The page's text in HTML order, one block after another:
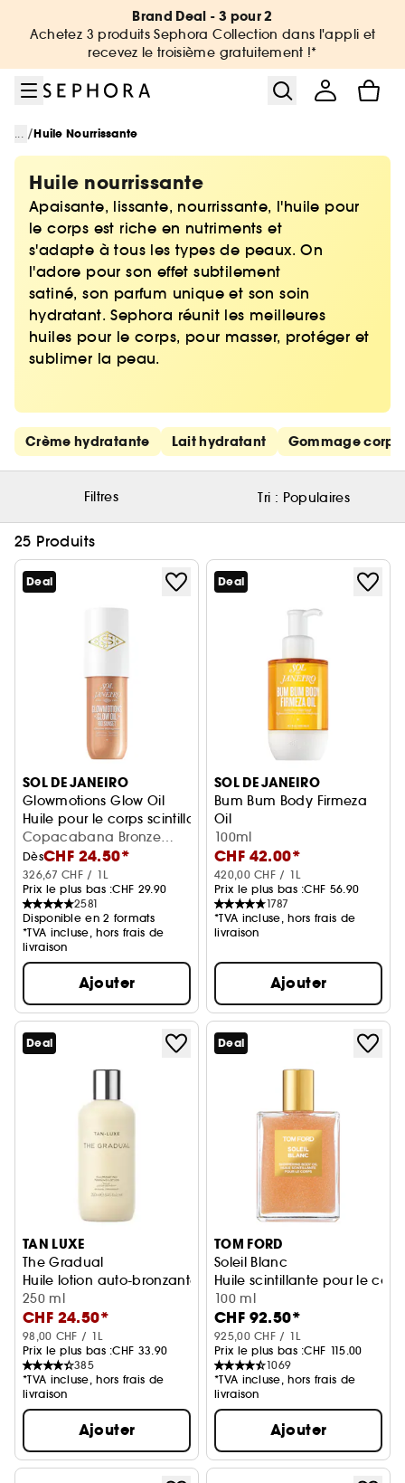
Aller au contenu principal
Aller au pied de pageBrand Deal - 3 pour 2
Achetez 3 produits Sephora Collection dans l'appli et
recevez le troisième gratuitement !*
... /Huile Nourrissante
Huile nourrissante
Apaisante, lissante, nourrissante, l'huile pour
le corps est riche en nutriments et
s'adapte à tous les types de peaux. On
l'adore pour son effet subtilement
satiné, son parfum unique et son soin
hydratant. Sephora réunit les meilleures
huiles pour le corps, pour masser, protéger et
sublimer la peau.
Ignorer les liens rapides
Crème hydratante Lait hydratant Gommage corps
Filtres Tri : Populaires
25 Produits
Deal
SOL DE JANEIRO
Glowmotions Glow Oil
Huile pour le corps scintillante & nourissante
Copacabana Bronze
75ml
DèsCHF 24.50*
326,67 CHF / 1L
Prix le plus bas :CHF 29.90
2581
Disponible en 2 formats
*TVA incluse, hors frais de
livraison
Ajouter
Deal
SOL DE JANEIRO
Bum Bum Body Firmeza
Oil
Huile Corps Raffermissante
100ml
CHF 42.00*
420,00 CHF / 1L
Prix le plus bas :CHF 56.90
1787
*TVA incluse, hors frais de
livraison
Ajouter
Deal
TAN LUXE
The Gradual
Huile lotion auto-bronzante progressive
250 ml
CHF 24.50*
98,00 CHF / 1L
Prix le plus bas :CHF 33.90
385
*TVA incluse, hors frais de
livraison
Ajouter
Deal
TOM FORD
Soleil Blanc
Huile scintillante pour le
100 ml
CHF 92.50*
925,00 CHF / 1L
Prix le plus bas :CHF 115.00
1069
*TVA incluse, hors frais de
livraison
Ajouter